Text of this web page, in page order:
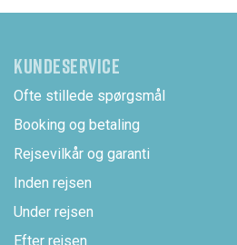
KUNDESERVICE
Ofte stillede spørgsmål
Booking og betaling
Rejsevilkår og garanti
Inden rejsen
Under rejsen
Efter rejsen